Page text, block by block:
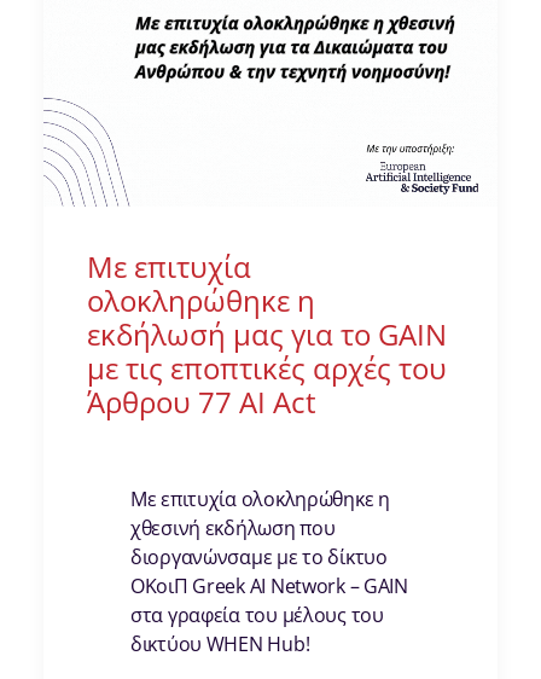
Με επιτυχία
ολοκληρώθηκε η
εκδήλωσή μας για το GAIN
με τις εποπτικές αρχές του
Άρθρου 77 ΑΙ Act
Με επιτυχία ολοκληρώθηκε η
χθεσινή εκδήλωση που
διοργανώνσαμε με το δίκτυο
ΟΚοιΠ Greek AI Network – GAIN
στα γραφεία του μέλους του
δικτύου WHEN Hub!